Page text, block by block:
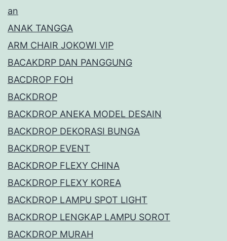
an
ANAK TANGGA
ARM CHAIR JOKOWI VIP
BACAKDRP DAN PANGGUNG
BACDROP FOH
BACKDROP
BACKDROP ANEKA MODEL DESAIN
BACKDROP DEKORASI BUNGA
BACKDROP EVENT
BACKDROP FLEXY CHINA
BACKDROP FLEXY KOREA
BACKDROP LAMPU SPOT LIGHT
BACKDROP LENGKAP LAMPU SOROT
BACKDROP MURAH